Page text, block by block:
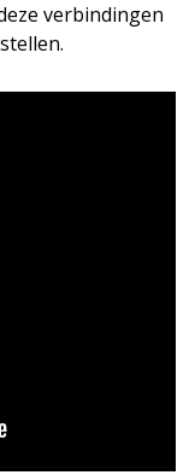
verbindingen